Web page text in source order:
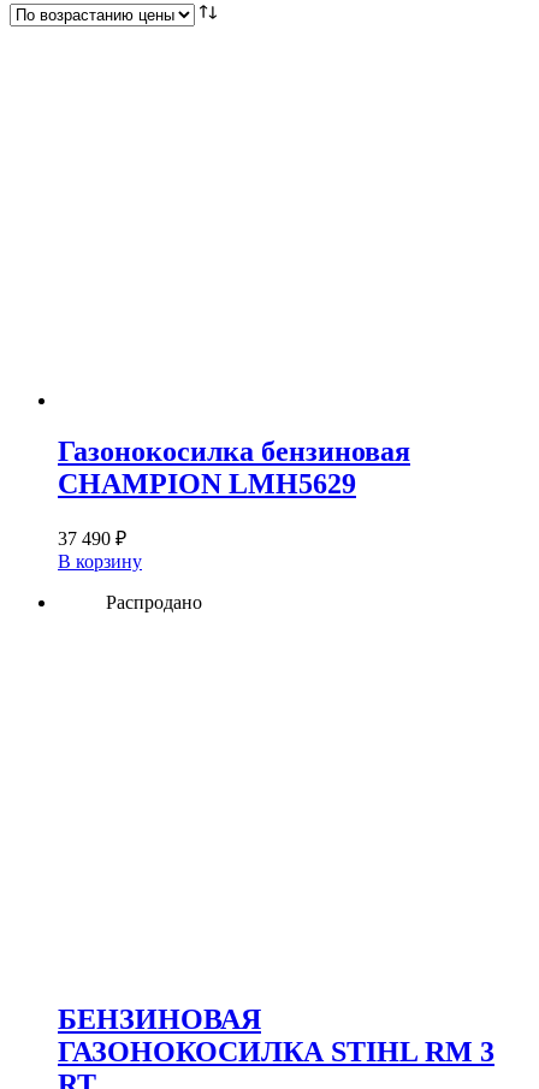
возрастанию
Газонокосилка бензиновая
CHAMPION LMH5629
37 490 ₽
В корзину
Распродано
БЕНЗИНОВАЯ
ГАЗОНОКОСИЛКА STIHL RM 3